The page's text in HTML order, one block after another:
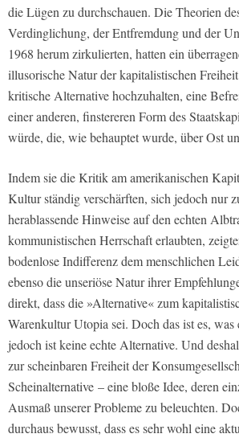
die Lügen zu durchschauen. Die Theorien
Verdinglichung, der Entfremdung und der
1968 herum zirkulierten, hatten ein
illusorische Natur der kapitalistischen
kritische Alternative hochzuhalten, eine
einer anderen, finstereren Form des
würde, die, wie behauptet wurde, über Ost
Indem sie die Kritik am amerikanischen
Kultur ständig verschärften, sich jedoch nur
herablassende Hinweise auf den echten
kommunistischen Herrschaft erlaubten,
bodenlose Indifferenz dem menschlichen
ebenso die unseriöse Natur ihrer
direkt, dass die »Alternative« zum
Warenkultur Utopia sei. Doch das ist es,
jedoch ist keine echte Alternative. Und
zur scheinbaren Freiheit der
Scheinalternative – eine bloße Idee, deren
Ausmaß unserer Probleme zu beleuchten.
durchaus bewusst, dass es sehr wohl eine